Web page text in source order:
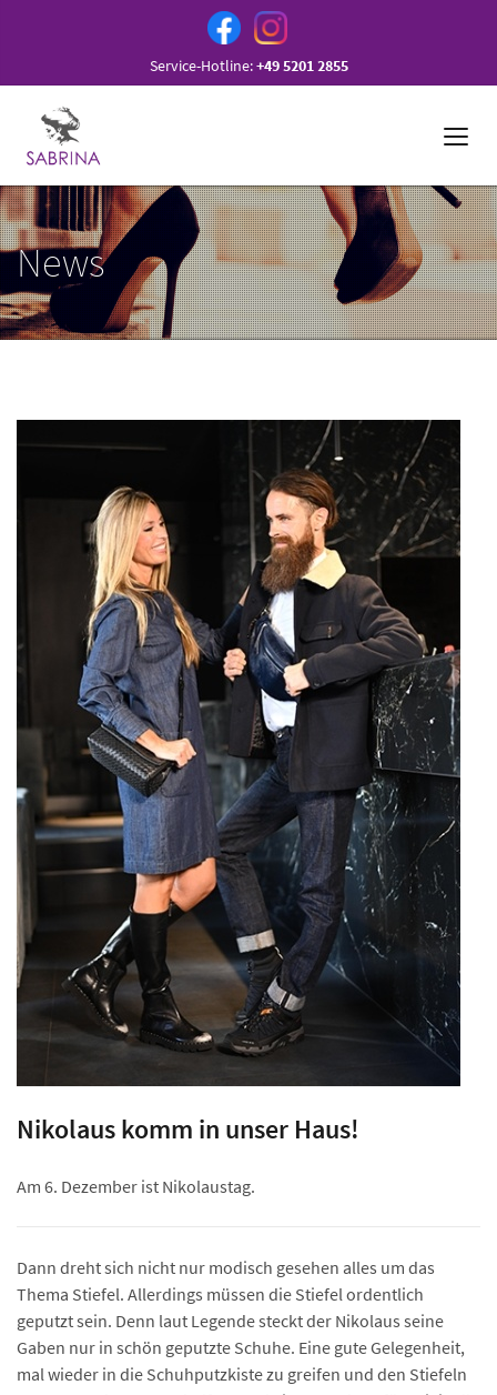
Service-Hotline:+49 5201 2855
News
Nikolaus komm in unser Haus!
Am 6. Dezember ist Nikolaustag.
Dann dreht sich nicht nur modisch gesehen alles um das
Thema Stiefel. Allerdings müssen die Stiefel ordentlich
geputzt sein. Denn laut Legende steckt der Nikolaus seine
Gaben nur in schön geputzte Schuhe. Eine gute Gelegenheit,
mal wieder in die Schuhputzkiste zu greifen und den Stiefeln